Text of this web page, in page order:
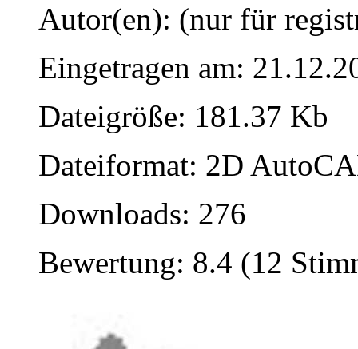
Autor(en): (nur für
Eingetragen am:
Dateigröße: 181.37 Kb
Dateiformat: 2D
Downloads: 276
Bewertung: 8.4 (12